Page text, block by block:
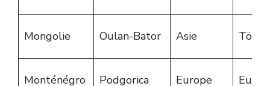
Mongolie Oulan-Bator Asie
Monténégro Podgorica Europe Euro